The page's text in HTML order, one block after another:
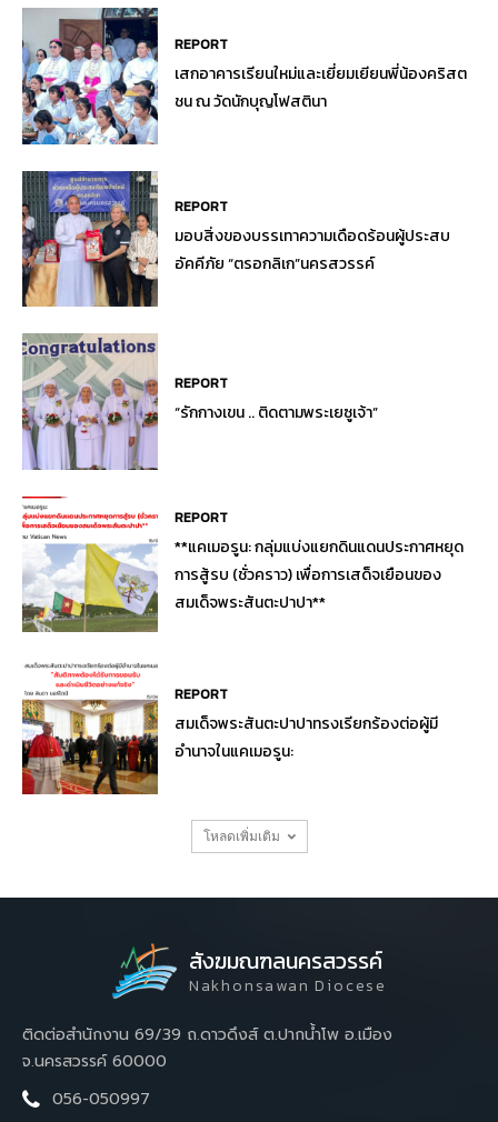
REPORT
เสกอาคารเรียนใหม่และเยี่ยมเยียนพี่น้องคริสต
ชน ณ วัดนักบุญโฟสตินา
REPORT
มอบสิ่งของบรรเทาความเดือดร้อนผู้ประสบ
อัคคีภัย “ตรอกลิเก”นครสวรรค์
REPORT
“รักกางเขน .. ติดตามพระเยซูเจ้า”
REPORT
**แคเมอรูน: กลุ่มแบ่งแยกดินแดนประกาศหยุด
การสู้รบ (ชั่วคราว) เพื่อการเสด็จเยือนของ
สมเด็จพระสันตะปาปา**
REPORT
สมเด็จพระสันตะปาปาทรงเรียกร้องต่อผู้มี
อำนาจในแคเมอรูน:
โหลดเพิ่มเติม
สังฆมณฑลนครสวรรค์
Nakhonsawan Diocese
ติดต่อสำนักงาน 69/39 ถ.ดาวดึงส์ ต.ปากน้ำโพ อ.เมือง
จ.นครสวรรค์ 60000
056-050997